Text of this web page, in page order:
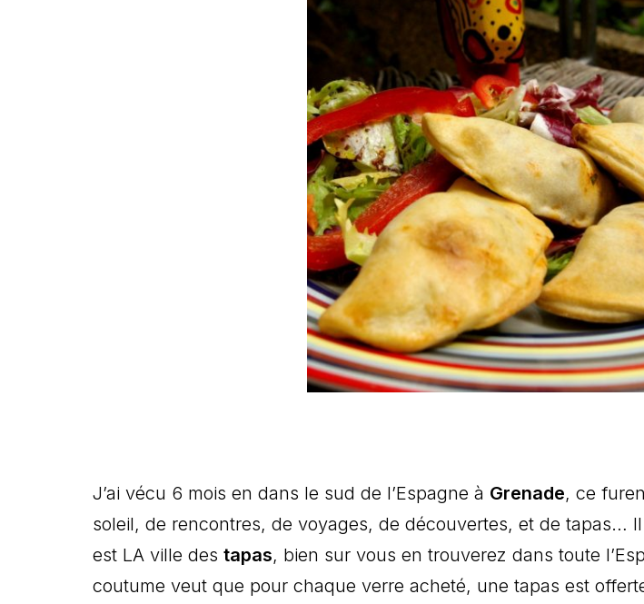
J’ai vécu 6 mois en dans le sud de l’Espagne à Grenade, ce
soleil, de rencontres, de voyages, de découvertes, et de tapas…
est LA ville des tapas, bien sur vous en trouverez dans toute
coutume veut que pour chaque verre acheté, une tapas est